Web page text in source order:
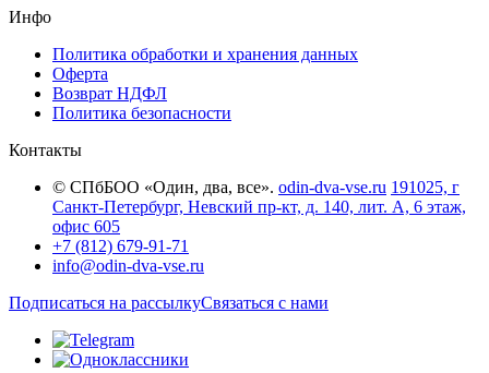
Инфо
Политика обработки и хранения данных
Оферта
Возврат НДФЛ
Политика безопасности
Контакты
© СПбБОО «Один, два, все». odin-dva-vse.ru 191025, г
Санкт-Петербург, Невский пр-кт, д. 140, лит. А, 6 этаж,
офис 605
+7 (812) 679-91-71
info@odin-dva-vse.ru
Подписаться на рассылкуСвязаться с нами